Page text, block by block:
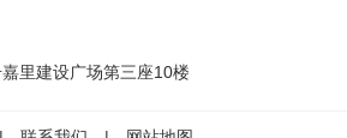
里建设广场第三座10楼